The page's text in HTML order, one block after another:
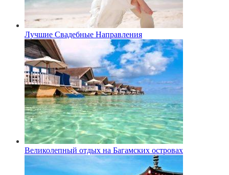
Лучшие Свадебные Направления
Великолепный отдых на Багамских островах